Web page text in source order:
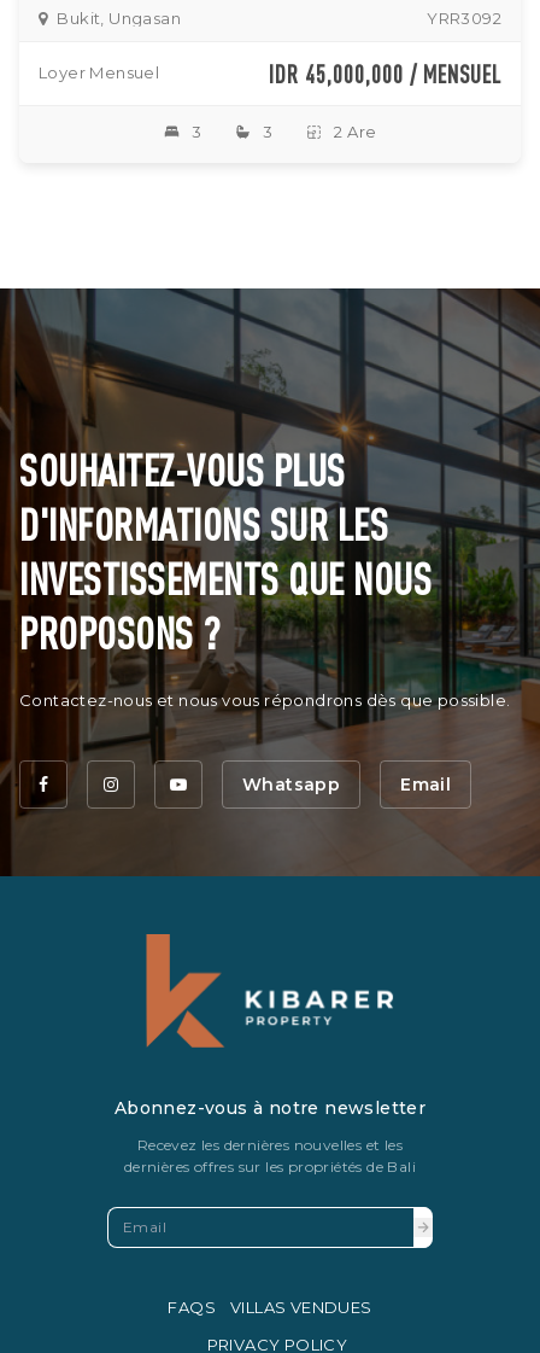
Bukit, Ungasan YRR3092
Loyer Mensuel IDR 45,000,000 / MENSUEL
3 3 2 Are
SOUHAITEZ-VOUS PLUS
D'INFORMATIONS SUR LES
INVESTISSEMENTS QUE NOUS
PROPOSONS ?
Contactez-nous et nous vous répondrons dès que possible.
Whatsapp Email
Abonnez-vous à notre newsletter
Recevez les dernières nouvelles et les
dernières offres sur les propriétés de Bali
FAQS
VILLAS VENDUES
PRIVACY POLICY